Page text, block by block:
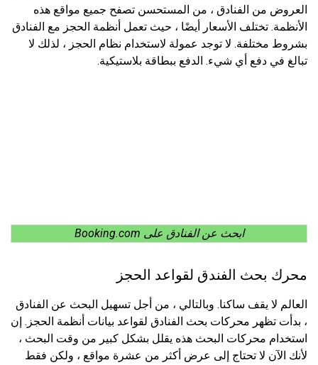
العروض من الفنادق ، من المستحسن تصفح جميع مواقع هذه
الأنظمة. تختلف الأسعار أيضًا ، حيث تعمل أنظمة الحجز مع الفنادق
بشروط مختلفة. لا توجد عمولة لاستخدام نظام الحجز ، لذلك لا
تبالغ في دفع أي شيء. الدفع ببطاقة بلاستيكية.
ابحث عن الفنادق على Booking.com
محرك بحث الفندق لقواعد الحجز
العالم لا يقف ساكنا. وبالتالي ، من أجل تسهيل البحث عن الفنادق
، بدأت تظهر محركات بحث الفنادق لقواعد بيانات أنظمة الحجز. إن
استخدام محركات البحث هذه يقلل بشكل كبير من وقت البحث ،
لأنك الآن لا تحتاج إلى عرض أكثر من عشرة مواقع ، ولكن فقط